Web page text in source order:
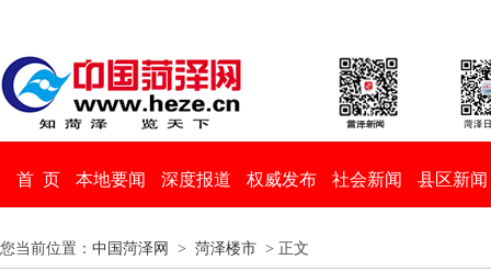
首 页 本地要闻 深度报道 权威发布 社会新闻 县区新闻
您当前位置： 中国菏泽网 > 菏泽楼市 > 正文